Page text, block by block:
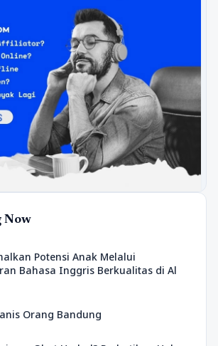
Now
Potensi Anak Melalui
Bahasa Inggris Berkualitas di Al
Orang Bandung